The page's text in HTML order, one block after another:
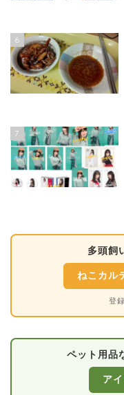
6
7
多頭飼
ねこカル
登
ペット用品
ア